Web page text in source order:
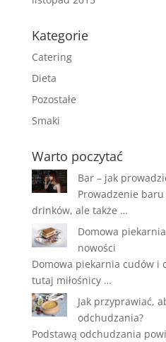
Kategorie
Catering
Dieta
Pozostałe
Smaki
Warto poczytać
Bar – jak
Prowadzenie
drinków, ale także …
Domowa
nowości
Domowa piekarnia cudów i
tutaj miłośnicy …
Jak przyprawiać,
odchudzania?
Podstawą odchudzania